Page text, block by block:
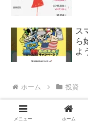
ス
ら
よ
ホーム 投資
メニュー ホーム